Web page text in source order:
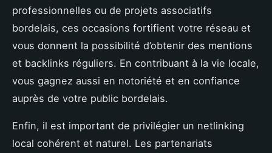
professionnelles ou de projets associatifs
bordelais, ces occasions fortifient votre réseau et
vous donnent la possibilité d’obtenir des mentions
et backlinks réguliers. En contribuant à la vie locale,
vous gagnez aussi en notoriété et en confiance
auprès de votre public bordelais.
Enfin, il est important de privilégier un netlinking
local cohérent et naturel. Les partenariats